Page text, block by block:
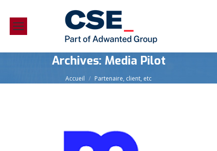
Archives: Media Pilot
Vous êtes ici :
Accueil Partenaire, client, etc